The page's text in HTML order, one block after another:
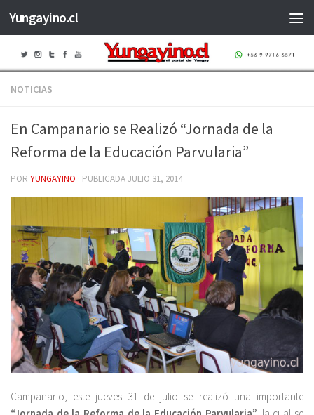
Saltar al contenido
Yungayino.cl
NOTICIAS
En Campanario se Realizó “Jornada de la
Reforma de la Educación Parvularia”
POR YUNGAYINO · PUBLICADAJULIO 31, 2014
Campanario, este jueves 31 de julio se realizó una importante